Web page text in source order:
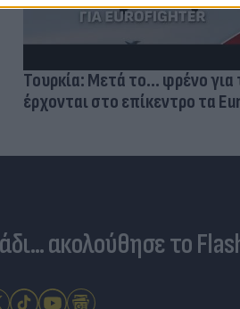
Τουρκία: Μετά το... φρένο για
έρχονται στο επίκεντρο τα
ακολούθησε το